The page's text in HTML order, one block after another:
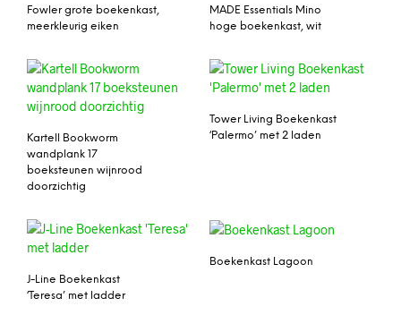
Fowler grote boekenkast,
meerkleurig eiken
MADE Essentials Mino
hoge boekenkast, wit
Kartell Bookworm
wandplank 17
boeksteunen wijnrood
doorzichtig
Tower Living Boekenkast
‘Palermo’ met 2 laden
J-Line Boekenkast
‘Teresa’ met ladder
Boekenkast Lagoon